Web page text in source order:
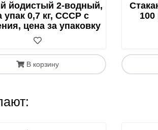
воспользуйтесь калькулятором
йодистый 2-водный,
упак 0,7 кг, СССР с
цена за упаковку
В корзину